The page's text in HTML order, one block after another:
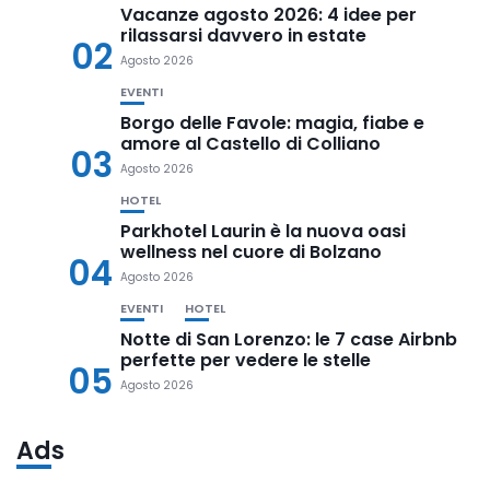
02
Vacanze agosto 2026: 4 idee per
rilassarsi davvero in estate
Agosto 2026
03
EVENTI
Borgo delle Favole: magia, fiabe e
amore al Castello di Colliano
Agosto 2026
04
HOTEL
Parkhotel Laurin è la nuova oasi
wellness nel cuore di Bolzano
Agosto 2026
05
EVENTI HOTEL
Notte di San Lorenzo: le 7 case Airbnb
perfette per vedere le stelle
Agosto 2026
Ads